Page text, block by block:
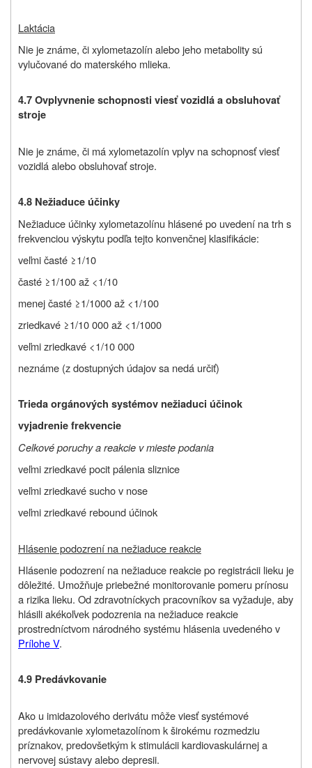
Laktácia
Nie je známe, či xylometazolín alebo jeho metabolity sú
vylučované do materského mlieka.
4.7 Ovplyvnenie schopnosti viesť vozidlá a obsluhovať
stroje
Nie je známe, či má xylometazolín vplyv na schopnosť viesť
vozidlá alebo obsluhovať stroje.
4.8 Nežiaduce účinky
Nežiaduce účinky xylometazolínu hlásené po uvedení na trh s
frekvenciou výskytu podľa tejto konvenčnej klasifikácie:
veľmi časté ≥1/10
časté ≥1/100 až <1/10
menej časté ≥1/1000 až <1/100
zriedkavé ≥1/10 000 až <1/1000
veľmi zriedkavé <1/10 000
neznáme (z dostupných údajov sa nedá určiť)
Trieda orgánových systémov nežiaduci účinok
vyjadrenie frekvencie
Celkové poruchy a reakcie v mieste podania
veľmi zriedkavé pocit pálenia sliznice
veľmi zriedkavé sucho v nose
veľmi zriedkavé rebound účinok
Hlásenie podozrení na nežiaduce reakcie
Hlásenie podozrení na nežiaduce reakcie po registrácii lieku je
dôležité. Umožňuje priebežné monitorovanie pomeru prínosu
a rizika lieku. Od zdravotníckych pracovníkov sa vyžaduje, aby
hlásili akékoľvek podozrenia na nežiaduce reakcie
prostredníctvom národného systému hlásenia uvedeného v
Prílohe V.
4.9 Predávkovanie
Ako u imidazolového derivátu môže viesť systémové
predávkovanie xylometazolínom k širokému rozmedziu
príznakov, predovšetkým k stimulácii kardiovaskulárnej a
nervovej sústavy alebo depresii.